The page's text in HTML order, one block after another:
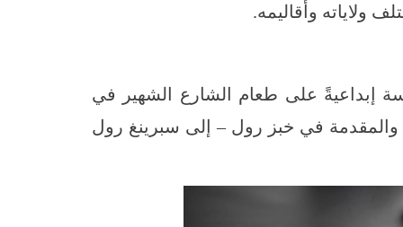
ولاياته وأقاليمه.
إبداعيةً على طعام الشارع الشهير في
والمقدمة في خبز رول – إلى سبرينغ رول